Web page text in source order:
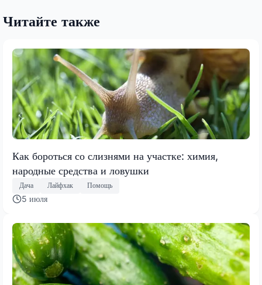
Читайте также
Как бороться со слизнями на участке: химия,
народные средства и ловушки
Дача Лайфхак Помощь
5 июля